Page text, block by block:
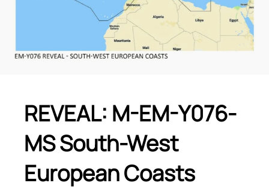
REVEAL: M-EM-Y076-
MS South-West
European Coasts